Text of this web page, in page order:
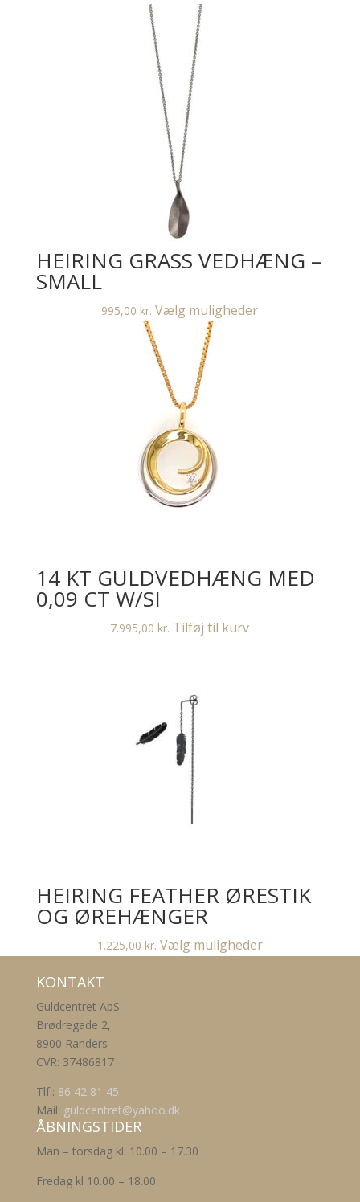
HEIRING GRASS VEDHÆNG –
SMALL
995,00 kr. Vælg mulighederDette
14 KT GULDVEDHÆNG MED
0,09 CT W/SI
7.995,00 kr. Tilføj til kurv
HEIRING FEATHER ØRESTIK
OG ØREHÆNGER
1.225,00 kr. Vælg mulighederDette
vare
KONTAKT
Guldcentret ApS
Brødregade 2,
8900 Randers
CVR: 37486817
Tlf.: 86 42 81 45
Mail: guldcentret@yahoo.dk
ÅBNINGSTIDER
Man – torsdag kl. 10.00 – 17.30
Fredag kl 10.00 – 18.00